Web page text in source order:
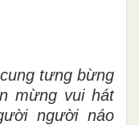
tưng bừng
mừng vui hát
người náo